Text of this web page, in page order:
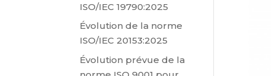
ISO/IEC 19790:2025
Évolution de la norme
ISO/IEC 20153:2025
Évolution prévue de la